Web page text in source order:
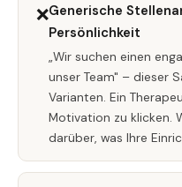
❌Generische
Persönlichkeit
„Wir suchen einen
unser Team" – dieser
Varianten. Ein
Motivation zu klicken.
darüber, was Ihre